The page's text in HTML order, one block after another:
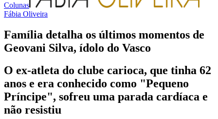
Colunas
Fábia Oliveira
Família detalha os últimos momentos de
Geovani Silva, ídolo do Vasco
O ex-atleta do clube carioca, que tinha 62
anos e era conhecido como "Pequeno
Príncipe", sofreu uma parada cardíaca e
não resistiu